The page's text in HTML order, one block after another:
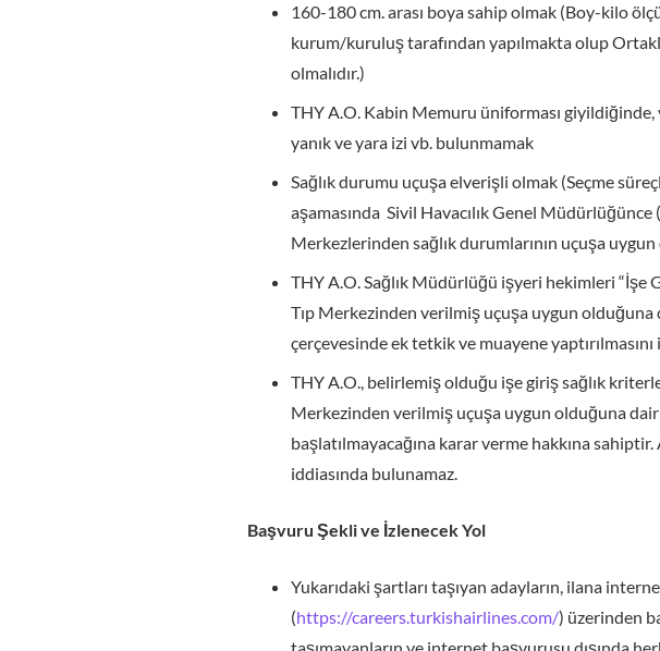
160-180 cm. arası boya sahip olmak (Boy-kilo
kurum/kuruluş tarafından yapılmakta olup
olmalıdır.)
THY A.O. Kabin Memuru üniforması
yanık ve yara izi vb. bulunmamak
Sağlık durumu uçuşa elverişli olmak (Seçme
aşamasında Sivil Havacılık Genel
Merkezlerinden sağlık durumlarının uçuşa
THY A.O. Sağlık Müdürlüğü işyeri hekimleri “İşe
Tıp Merkezinden verilmiş uçuşa uygun
çerçevesinde ek tetkik ve muayene
THY A.O., belirlemiş olduğu işe giriş sağlık
Merkezinden verilmiş uçuşa uygun olduğuna dair
başlatılmayacağına karar verme hakkına
iddiasında bulunamaz.
Başvuru Şekli ve İzlenecek Yol
Yukarıdaki şartları taşıyan adayların, ilana
(https://careers.turkishairlines.com/) üzerinden